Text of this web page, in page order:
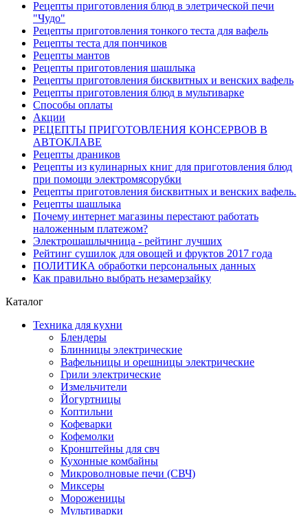
Рецепты приготовления блюд в элетрической печи
"Чудо"
Рецепты приготовления тонкого теста для вафель
Рецепты теста для пончиков
Рецепты мантов
Рецепты приготовления шашлыка
Рецепты приготовления бисквитных и венских вафель
Рецепты приготовления блюд в мультиварке
Способы оплаты
Акции
РЕЦЕПТЫ ПРИГОТОВЛЕНИЯ КОНСЕРВОВ В
АВТОКЛАВЕ
Рецепты драников
Рецепты из кулинарных книг для приготовления блюд
при помощи электромясорубки
Рецепты приготовления бисквитных и венских вафель.
Рецепты шашлыка
Почему интернет магазины перестают работать
наложенным платежом?
Электрошашлычница - рейтинг лучших
Рейтинг сушилок для овощей и фруктов 2017 года
ПОЛИТИКА обработки персональных данных
Как правильно выбрать незамерзайку
Каталог
Техника для кухни
Блендеры
Блинницы электрические
Вафельницы и орешницы электрические
Грили электрические
Измельчители
Йогуртницы
Коптильни
Кофеварки
Кофемолки
Кронштейны для свч
Кухонные комбайны
Микроволновые печи (СВЧ)
Миксеры
Мороженицы
Мультиварки